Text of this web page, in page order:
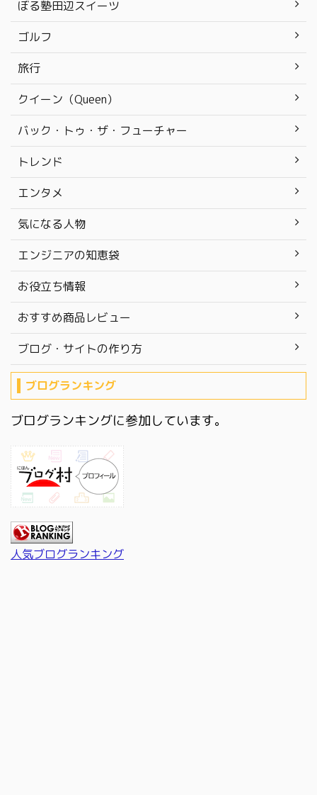
ぼる塾田辺スイーツ
ゴルフ
旅行
クイーン（Queen）
バック・トゥ・ザ・フューチャー
トレンド
エンタメ
気になる人物
エンジニアの知恵袋
お役立ち情報
おすすめ商品レビュー
ブログ・サイトの作り方
ブログランキング
ブログランキングに参加しています。
人気ブログランキング